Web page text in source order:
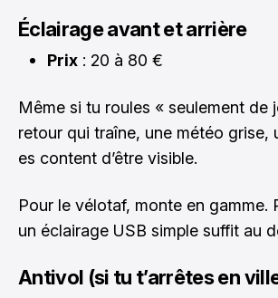
Éclairage avant et arrière
Prix : 20 à 80 €
Même si tu roules « seulement de
retour qui traîne, une météo grise,
es content d’être visible.
Pour le vélotaf, monte en gamme.
un éclairage USB simple suffit au
Antivol (si tu t’arrêtes en